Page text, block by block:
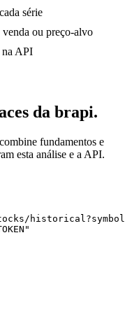
série
venda ou preço-alvo
na API
da brapi.
fundamentos e
esta análise e a API.